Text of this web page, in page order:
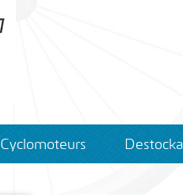
Cyclomoteurs